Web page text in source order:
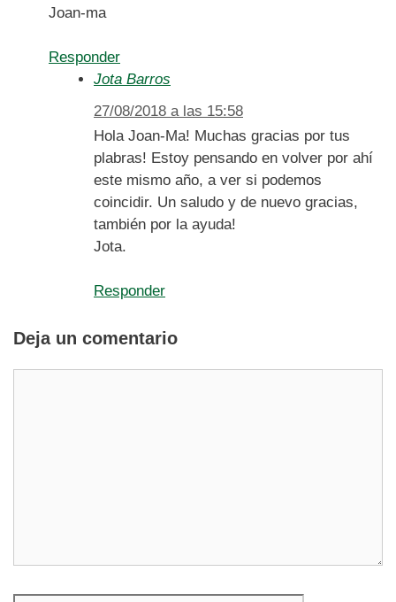
Joan-ma
Responder
Jota Barros
27/08/2018 a las 15:58
Hola Joan-Ma! Muchas gracias por tus
plabras! Estoy pensando en volver por ahí
este mismo año, a ver si podemos
coincidir. Un saludo y de nuevo gracias,
también por la ayuda!
Jota.
Responder
Deja un comentario